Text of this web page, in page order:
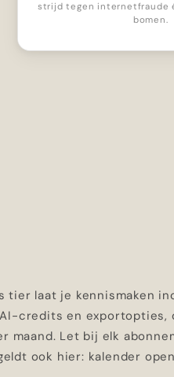
strijd tegen internetfraude
bomen.
tier laat je kennismaken
credits en exportopties,
maand. Let bij elk
ook hier: kalender